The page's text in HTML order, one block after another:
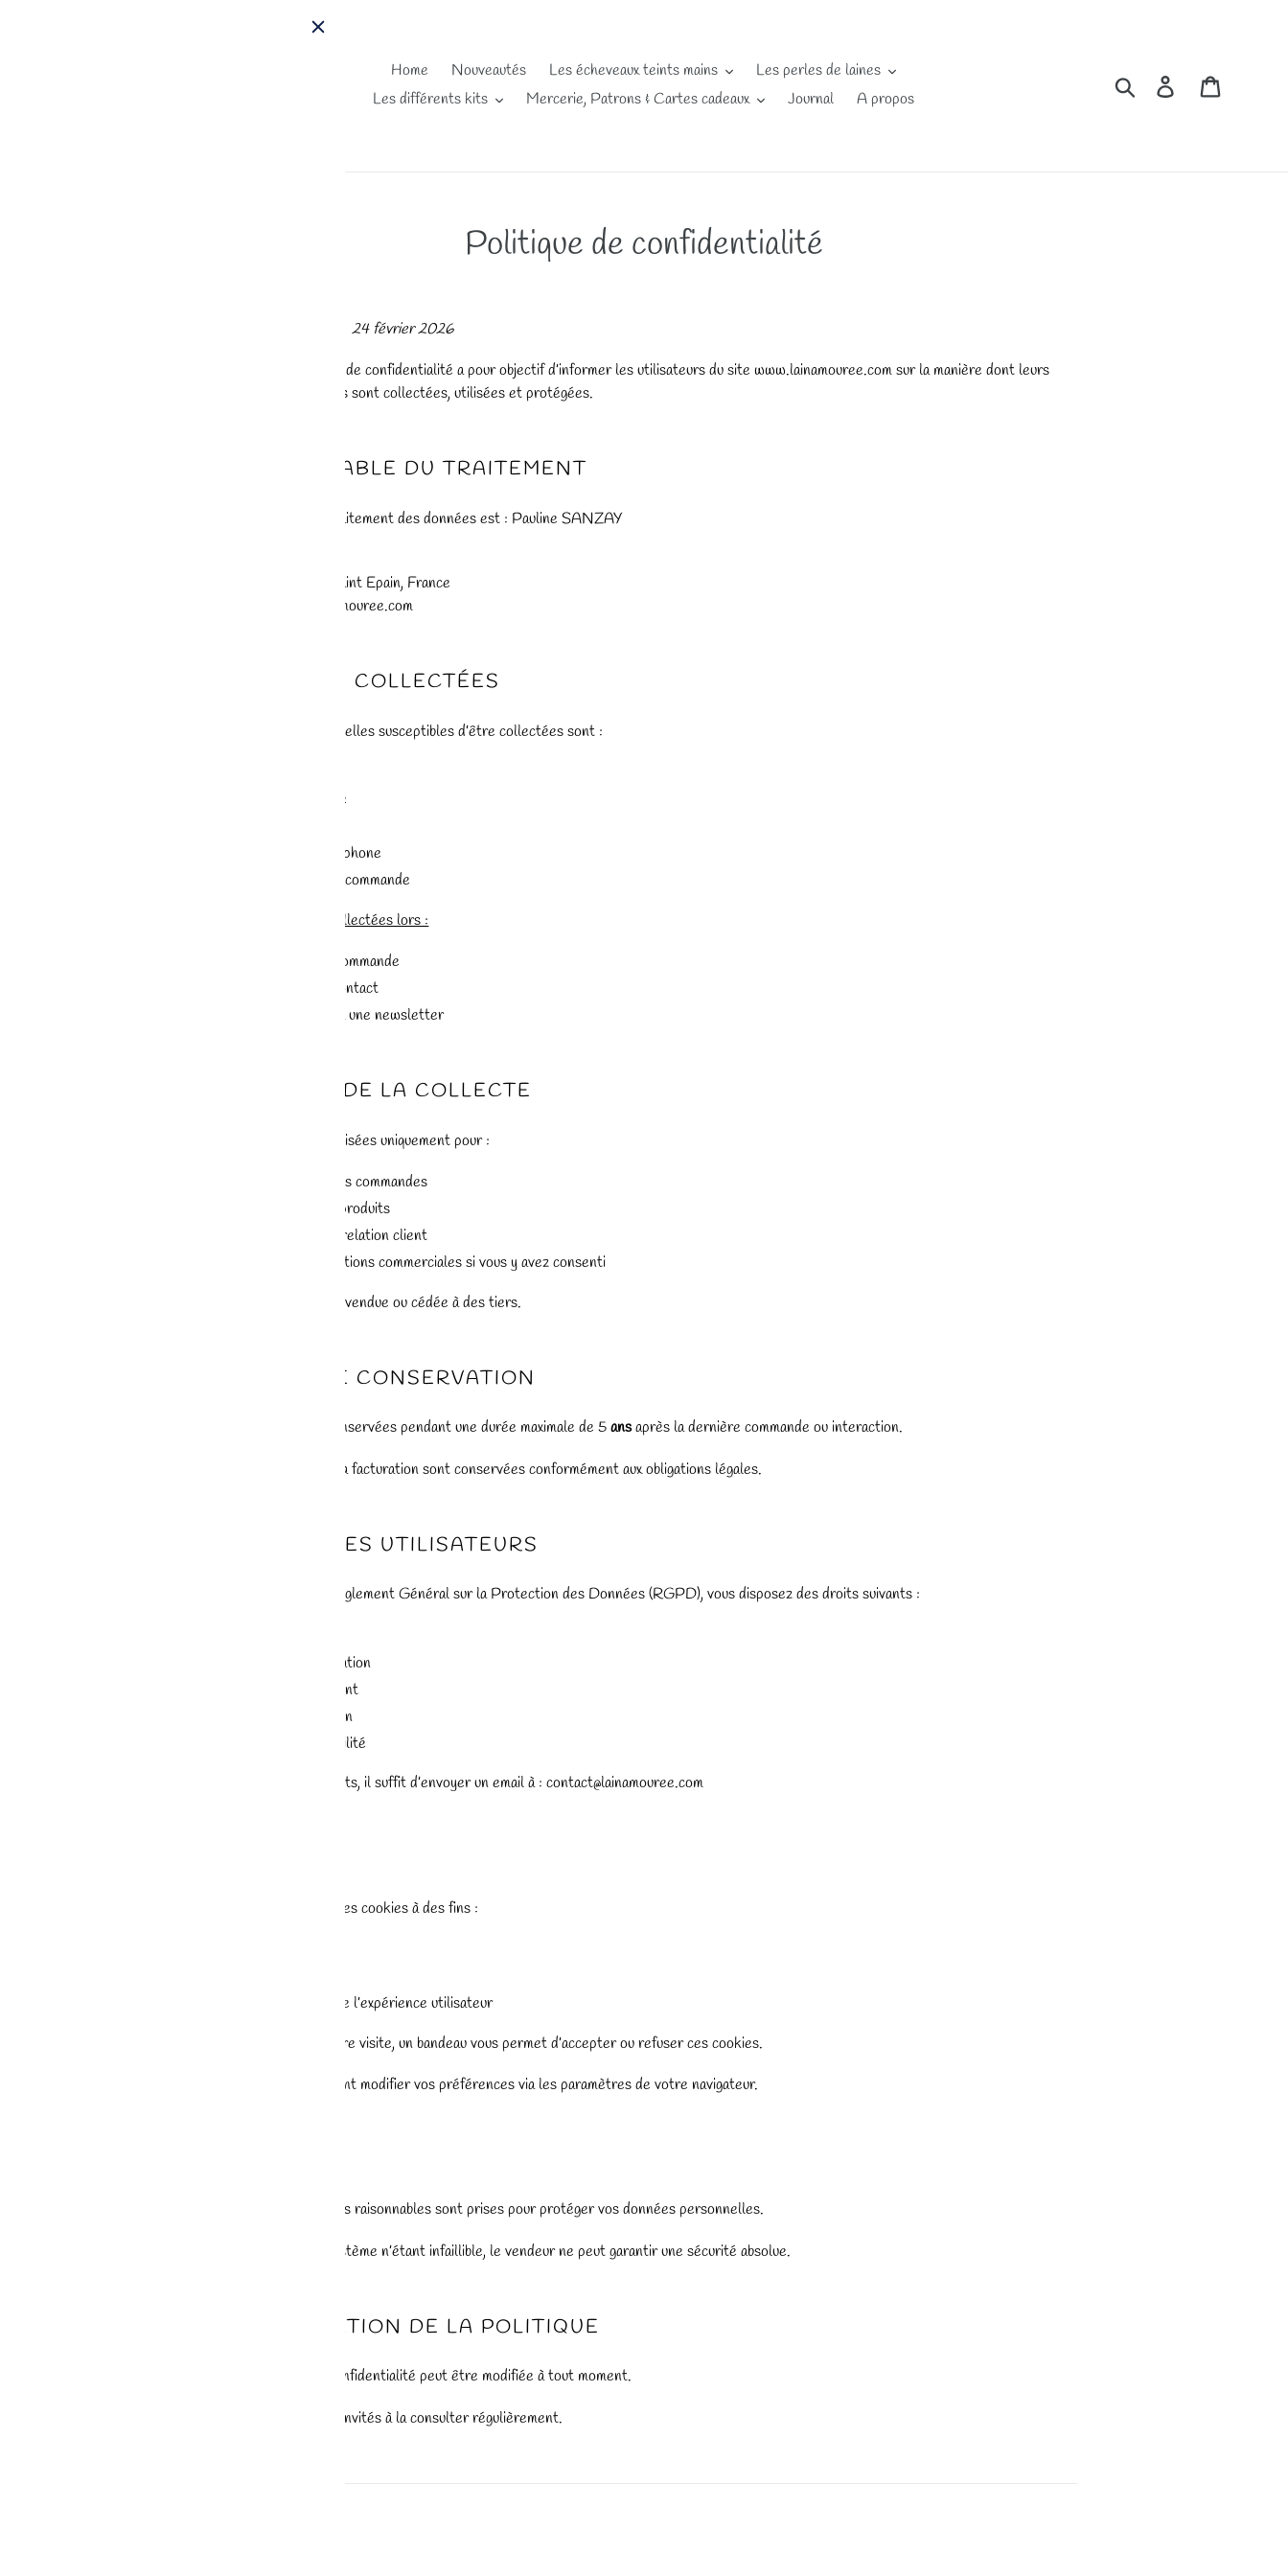
Home Nouveautés Les écheveaux teints mains
Les perles de laines
Les différents kits
Mercerie, Patrons & Cartes cadeaux Journal A propos
RechercherSe connecter
Politique de confidentialité
Dernière mise à jour : 24 février 2026
La présente politique de confidentialité a pour objectif d’informer les utilisateurs du site www.lainamouree.com sur la manière dont leurs
données personnelles sont collectées, utilisées et protégées.
1. RESPONSABLE DU TRAITEMENT
Le responsable du traitement des données est : Pauline SANZAY
La deturbe 37800 Saint Epain, France
Email : contact@lainamouree.com
2. DONNÉES COLLECTÉES
Les données personnelles susceptibles d’être collectées sont :
Adresse postale
Numéro de téléphone
Informations de commande
Ces données sont collectées lors :
du passage de commande
de la prise de contact
de l’inscription à une newsletter
3. FINALITÉ DE LA COLLECTE
Les données sont utilisées uniquement pour :
le traitement des commandes
la livraison des produits
la gestion de la relation client
l’envoi d’informations commerciales si vous y avez consenti
Aucune donnée n’est vendue ou cédée à des tiers.
4. DURÉE DE CONSERVATION
Les données sont conservées pendant une durée maximale de 5ansaprès la dernière commande ou interaction.
Les données liées à la facturation sont conservées conformément aux obligations légales.
5. DROITS DES UTILISATEURS
Conformément au Règlement Général sur la Protection des Données (RGPD), vous disposez des droits suivants :
droit de rectification
droit d’effacement
droit d’opposition
droit à la portabilité
Pour exercer ces droits, il suffit d’envoyer un email à : contact@lainamouree.com
Le site peut utiliser des cookies à des fins :
d’amélioration de l’expérience utilisateur
Lors de votre première visite, un bandeau vous permet d’accepter ou refuser ces cookies.
Vous pouvez également modifier vos préférences via les paramètres de votre navigateur.
Toutes les précautions raisonnables sont prises pour protéger vos données personnelles.
Cependant, aucun système n’étant infaillible, le vendeur ne peut garantir une sécurité absolue.
8. MODIFICATION DE LA POLITIQUE
Cette politique de confidentialité peut être modifiée à tout moment.
Les utilisateurs sont invités à la consulter régulièrement.